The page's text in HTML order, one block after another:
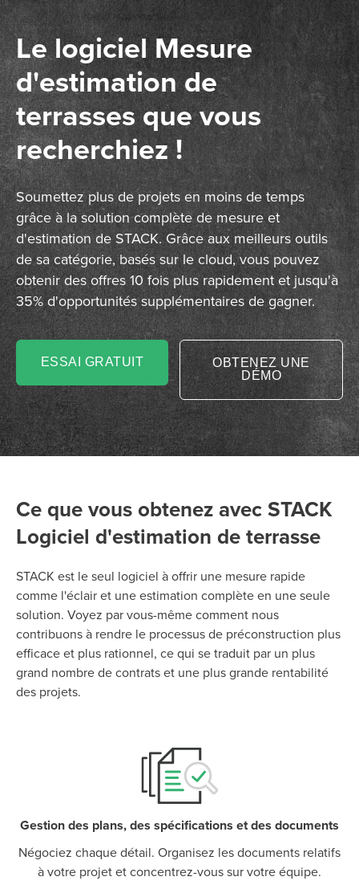
Le logiciel Mesure
d'estimation de
terrasses que vous
recherchiez !
Soumettez plus de projets en moins de temps
grâce à la solution complète de mesure et
d'estimation de STACK. Grâce aux meilleurs outils
de sa catégorie, basés sur le cloud, vous pouvez
obtenir des offres 10 fois plus rapidement et jusqu'à
35% d'opportunités supplémentaires de gagner.
ESSAI GRATUIT
OBTENEZ UNE
DÉMO
Ce que vous obtenez avec STACK
Logiciel d'estimation de terrasse
STACK est le seul logiciel à offrir une mesure rapide
comme l'éclair et une estimation complète en une seule
solution. Voyez par vous-même comment nous
contribuons à rendre le processus de préconstruction plus
efficace et plus rationnel, ce qui se traduit par un plus
grand nombre de contrats et une plus grande rentabilité
des projets.
PDF
Gestion des plans, des spécifications et des documents
Négociez chaque détail. Organisez les documents relatifs
à votre projet et concentrez-vous sur votre équipe.